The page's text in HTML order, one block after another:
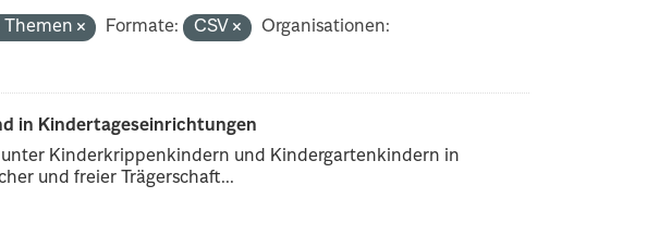
Themen Formate: CSV
Organisationen:
in Kindertageseinrichtungen
Kinderkrippenkindern und Kindergartenkindern in
und freier Trägerschaft...